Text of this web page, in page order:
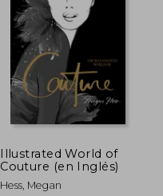
Illustrated World of
Couture (en Inglés)
Hess, Megan